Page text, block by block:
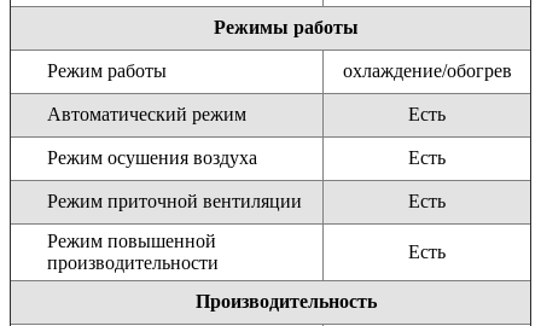
Режимы работы
Режим работы охлаждение/обогрев
Автоматический режим Есть
Режим осушения воздуха Есть
Режим приточной вентиляции
Есть
Режим повышенной
производительности
Есть
Производительность